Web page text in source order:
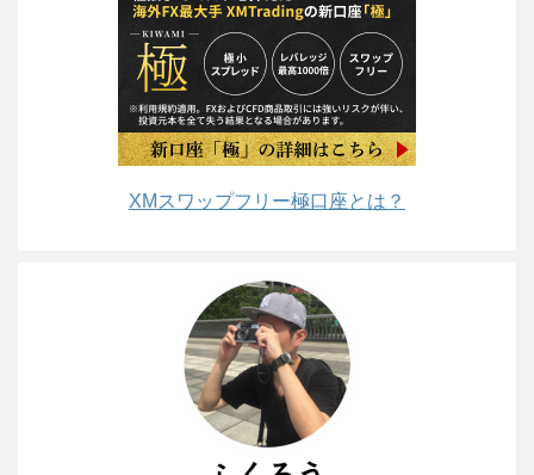
XMスワップフリー極口座とは？